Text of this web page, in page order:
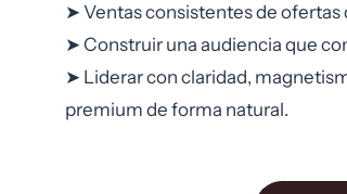
➤ Ventas consistentes de ofertas
➤ Construir una audiencia que
➤ Liderar con claridad,
premium de forma natural.